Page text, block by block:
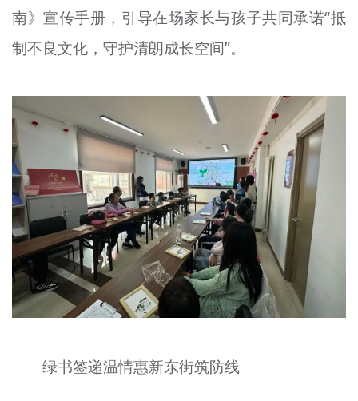
南》宣传手册，引导在场家长与孩子共同承诺“抵
制不良文化，守护清朗成长空间”。
绿书签递温情惠新东街筑防线